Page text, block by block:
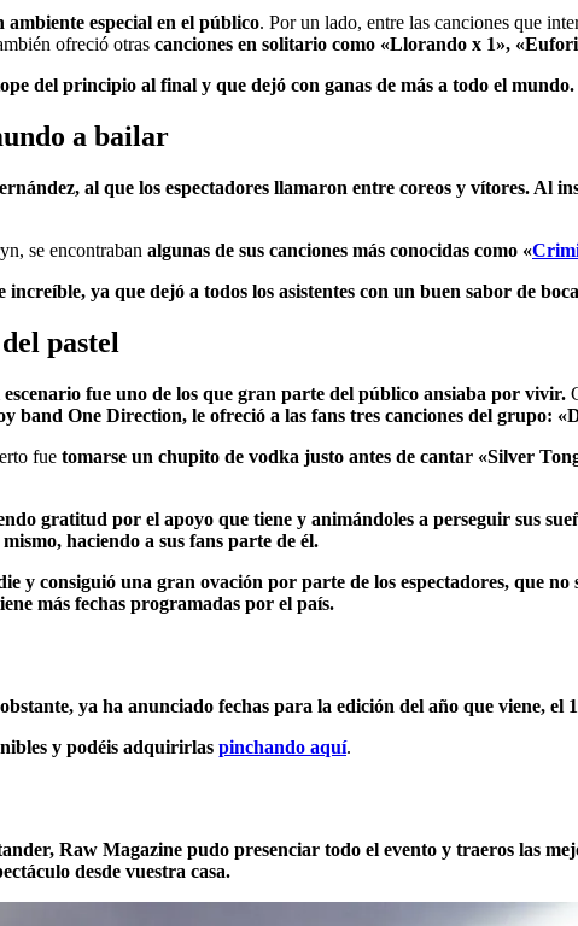
ambiente especial en el público. Por un lado, entre las canciones que
ofreció otras canciones en solitario como «Llorando x 1»,
del principio al final y que dejó con ganas de más a todo el mundo.
a bailar
al que los espectadores llamaron entre coreos y vítores. Al
se encontraban algunas de sus canciones más conocidas como «
increíble, ya que dejó a todos los asistentes con un buen sabor de
pastel
escenario fue uno de los que gran parte del público ansiaba por vivir.
band One Direction, le ofreció a las fans tres canciones del grupo:
fue tomarse un chupito de vodka justo antes de cantar «Silver
gratitud por el apoyo que tiene y animándoles a perseguir sus
haciendo a sus fans parte de él.
y consiguió una gran ovación por parte de los espectadores, que
más fechas programadas por el país.
ya ha anunciado fechas para la edición del año que viene, el
y podéis adquirirlas pinchando aquí.
Raw Magazine pudo presenciar todo el evento y traeros las
desde vuestra casa.